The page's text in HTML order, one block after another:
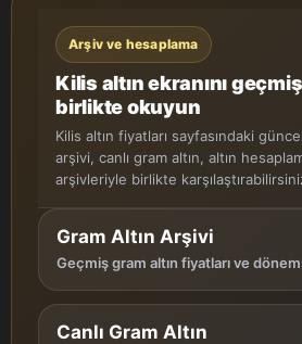
Arşiv ve hesaplama
Kilis altın ekranını
birlikte okuyun
Kilis altın fiyatları sayfasındaki
arşivi, canlı gram altın, altın
arşivleriyle birlikte
Gram Altın Arşivi
Geçmiş gram altın fiyatları ve
Canlı Gram Altın